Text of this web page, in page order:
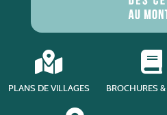
PLANS DE VILLAGES BROCHURES